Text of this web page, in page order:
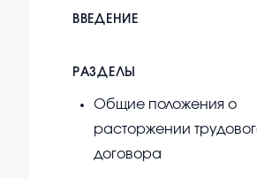
ВВЕДЕНИЕ
РАЗДЕЛЫ
Общие положения о
расторжении
договора